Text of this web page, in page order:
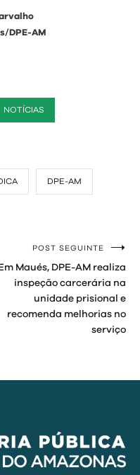
DPE-AM
NOTÍCIAS
DPE-AM
POST SEGUINTE
Em Maués, DPE-AM realiza
inspeção carcerária na
unidade prisional e
recomenda melhorias no
serviço